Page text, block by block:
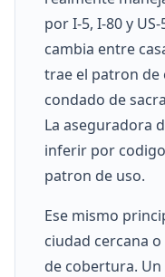
por I-5, I-80 y
cambia entre
trae el patron de
condado de
La aseguradora
inferir por
patron de uso.
Ese mismo
ciudad cercana
de cobertura.